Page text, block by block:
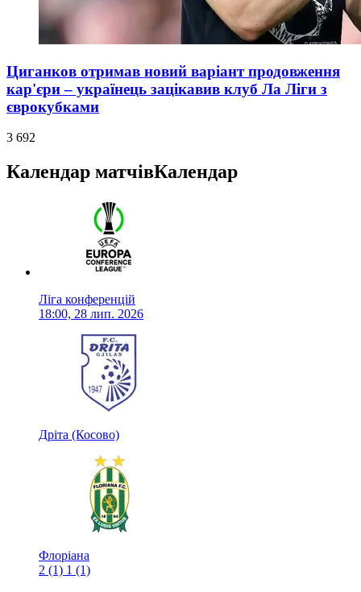
Циганков отримав новий варіант продовження
кар'єри – українець зацікавив клуб Ла Ліги з
єврокубками
3 692
Календар матчівКалендар
Ліга конференцій
18:00, 28 лип. 2026
Дріта (Косово)
Флоріана
2 (1) 1 (1)